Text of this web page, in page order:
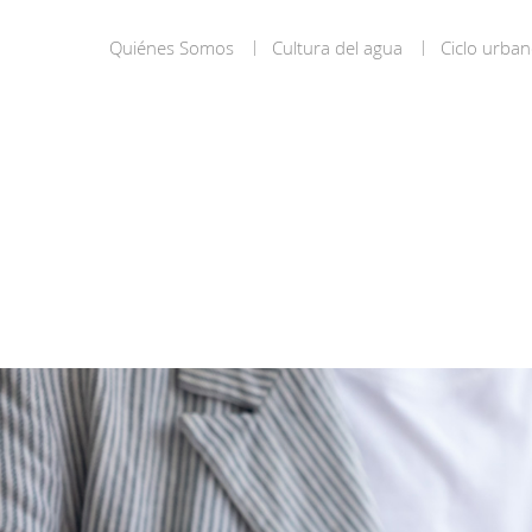
Quiénes Somos Cultura del agua Ciclo
Consorcio
de
aguas
Perfil
de
contratante
Portal
de